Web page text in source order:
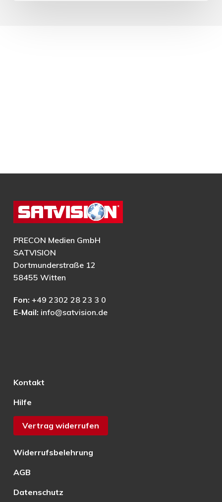
PRECON Medien GmbH
SATVISION
Dortmunderstraße 12
58455 Witten
Fon: +49 2302 28 23 3 0
E-Mail: info@satvision.de
Kontakt
Hilfe
Vertrag widerrufen
Widerrufsbelehrung
AGB
Datenschutz